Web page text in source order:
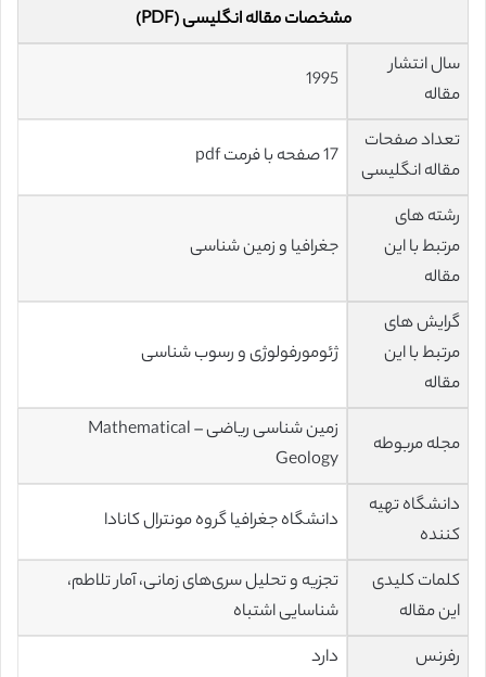
مشخصات مقاله انگلیسی (PDF)
سال انتشار
مقاله
1995
تعداد صفحات
مقاله انگلیسی
17 صفحه با فرمت pdf
رشته های
مرتبط با این
مقاله
جغرافیا و زمین شناسی
گرایش های
مرتبط با این
مقاله
ژئومورفولوژی و رسوب شناسی
مجله مربوطه
زمین شناسی ریاضی – Mathematical
Geology
دانشگاه تهیه
کننده
دانشگاه جغرافیا گروه مونترال کانادا
کلمات کلیدی
این مقاله
تجزیه و تحلیل سری‌های زمانی، آمار تلاطم،
شناسایی اشتباه
رفرنس
دارد